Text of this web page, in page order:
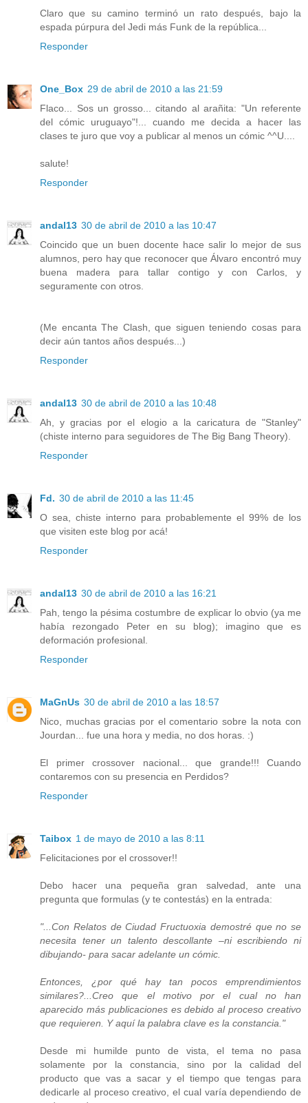
Claro que su camino terminó un rato después, bajo la
espada púrpura del Jedi más Funk de la república...
Responder
One_Box 29 de abril de 2010 a las 21:59
Flaco... Sos un grosso... citando al arañita: "Un referente
del cómic uruguayo"!... cuando me decida a hacer las
clases te juro que voy a publicar al menos un cómic ^^U....
salute!
Responder
andal13 30 de abril de 2010 a las 10:47
Coincido que un buen docente hace salir lo mejor de sus
alumnos, pero hay que reconocer que Álvaro encontró muy
buena madera para tallar contigo y con Carlos, y
seguramente con otros.
(Me encanta The Clash, que siguen teniendo cosas para
decir aún tantos años después...)
Responder
andal13 30 de abril de 2010 a las 10:48
Ah, y gracias por el elogio a la caricatura de "Stanley"
(chiste interno para seguidores de The Big Bang Theory).
Responder
Fd. 30 de abril de 2010 a las 11:45
O sea, chiste interno para probablemente el 99% de los
que visiten este blog por acá!
Responder
andal13 30 de abril de 2010 a las 16:21
Pah, tengo la pésima costumbre de explicar lo obvio (ya me
había rezongado Peter en su blog); imagino que es
deformación profesional.
Responder
MaGnUs 30 de abril de 2010 a las 18:57
Nico, muchas gracias por el comentario sobre la nota con
Jourdan... fue una hora y media, no dos horas. :)
El primer crossover nacional... que grande!!! Cuando
contaremos con su presencia en Perdidos?
Responder
Taibox 1 de mayo de 2010 a las 8:11
Felicitaciones por el crossover!!
Debo hacer una pequeña gran salvedad, ante una
pregunta que formulas (y te contestás) en la entrada:
"...Con Relatos de Ciudad Fructuoxia demostré que no se
necesita tener un talento descollante –ni escribiendo ni
dibujando- para sacar adelante un cómic.
Entonces, ¿por qué hay tan pocos emprendimientos
similares?...Creo que el motivo por el cual no han
aparecido más publicaciones es debido al proceso creativo
que requieren. Y aquí la palabra clave es la constancia."
Desde mi humilde punto de vista, el tema no pasa
solamente por la constancia, sino por la calidad del
producto que vas a sacar y el tiempo que tengas para
dedicarle al proceso creativo, el cual varía dependiendo de